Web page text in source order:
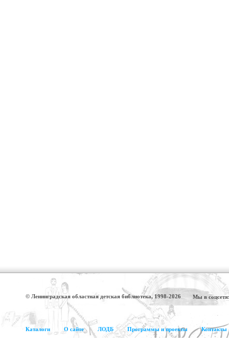
© Ленинградская областная детская библиотека, 1998-2026 Мы в
Каталоги О сайте ЛОДБ Программы и проекты Контакты